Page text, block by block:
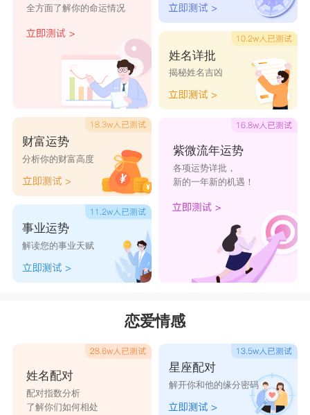
事业方面2024年是属虎人最大转变
属虎的你，2024年将会有一位贵人出现在你的
生活中。他(她)将给予你无私的支持和帮助，为你
的事业铺平道路。无论是在工作中还是创业领域，
你将会有更多的机会展现自己的才华和能力。这位
贵人的出现将为你带来更多的机遇和发展空间，让
你的事业蒸蒸日上。
属虎人的性格和脾气
属虎的人谨慎、乐观、开拓、进取，个性较为
固执强硬专断独行，喜冒险逞强，越挫越猛，雄心
万丈，对自己充满信心。一言九鼎说到做到，绝不
定。他们好友善交、头脑冷静、举止大方和谈吐高
雅的素质，使你颇具外交官的气度。审美力很强，
丑恶与强暴都会引起他们的反感。
属虎的性格是富于正义感，讲义理。有一种不
全方面了解你的命运情况
财富运势
分析你的财富高度
事业运势
解读您的事业天赋
姓名详批
揭秘姓名吉凶
紫微流年运势
各项运势详批，
新的一年新的机遇！
恋爱情感
姓名配对
配对指数分析
了解你们如何相处
星座配对
解开你和他的缘分密码